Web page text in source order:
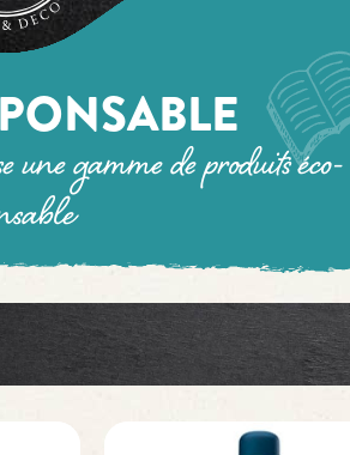
gamme de produits éco-